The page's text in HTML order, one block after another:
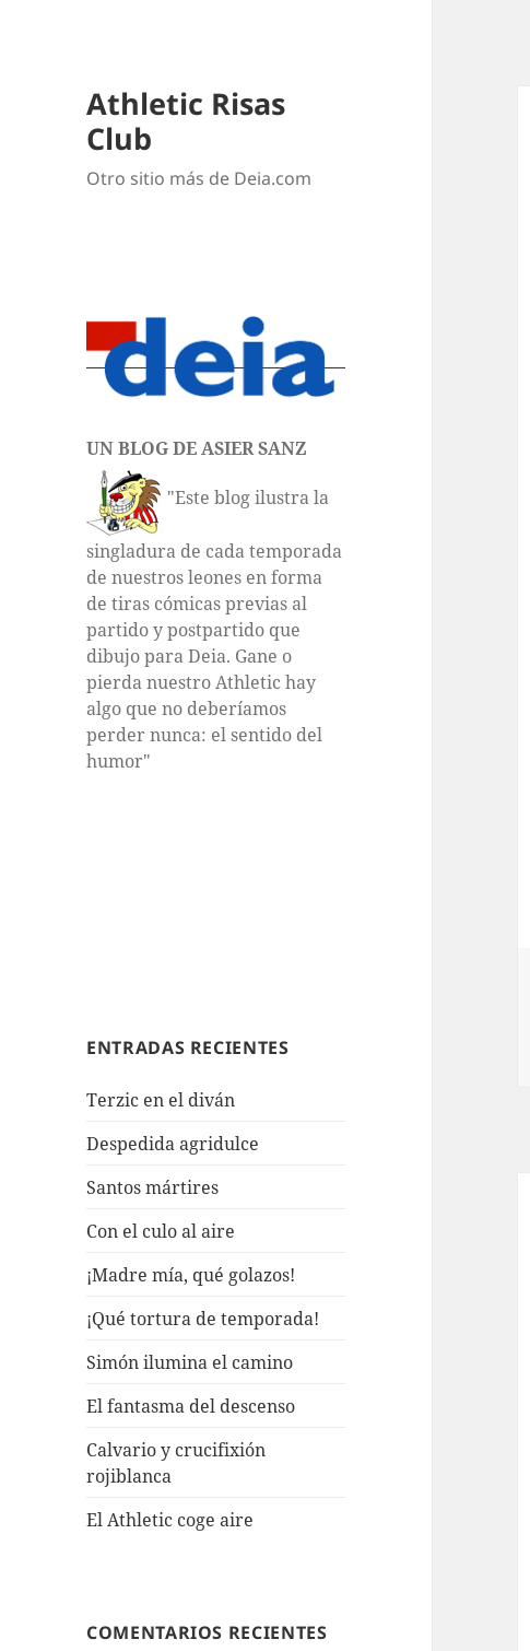
Athletic Risas
Club
Otro sitio más de Deia.com
UN BLOG DE ASIER SANZ
"Este blog ilustra la
singladura de cada temporada
de nuestros leones en forma
de tiras cómicas previas al
partido y postpartido que
dibujo para Deia. Gane o
pierda nuestro Athletic hay
algo que no deberíamos
perder nunca: el sentido del
humor"
ENTRADAS RECIENTES
Terzic en el diván
Despedida agridulce
Santos mártires
Con el culo al aire
¡Madre mía, qué golazos!
¡Qué tortura de temporada!
Simón ilumina el camino
El fantasma del descenso
Calvario y crucifixión
rojiblanca
El Athletic coge aire
COMENTARIOS RECIENTES